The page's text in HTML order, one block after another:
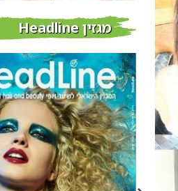
מגזין Headline